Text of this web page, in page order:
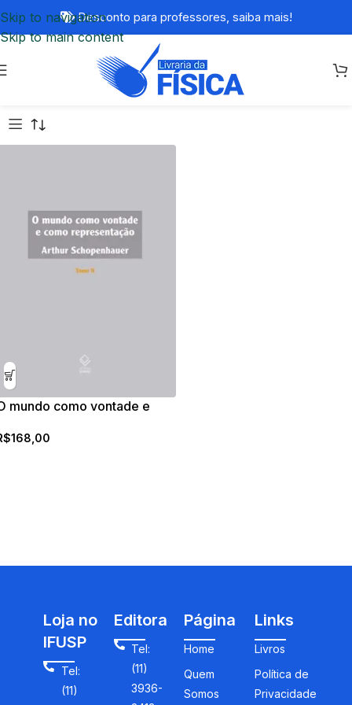
Skip to navigation
Skip to main content
Desconto para professores, saiba mais!
mundo como vontade e
168,00
Loja no
IFUSP
Tel:
(11)
Editora
Tel:
(11)
3936-
Página
Home
Quem
Somos
Links
Livros
Política de
Privacidade